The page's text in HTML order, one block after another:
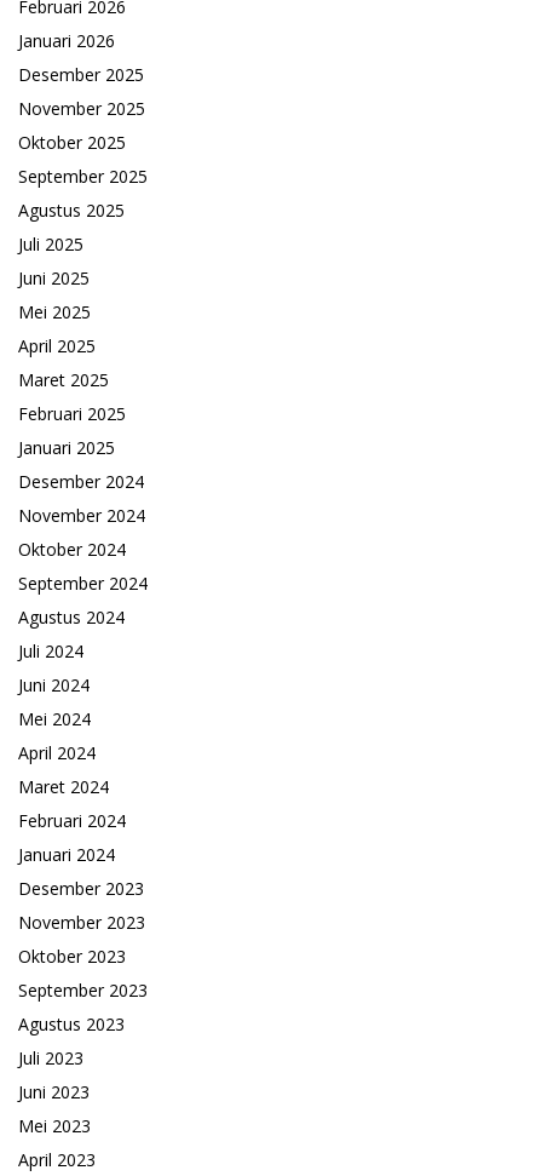
Februari 2026
Januari 2026
Desember 2025
November 2025
Oktober 2025
September 2025
Agustus 2025
Juli 2025
Juni 2025
Mei 2025
April 2025
Maret 2025
Februari 2025
Januari 2025
Desember 2024
November 2024
Oktober 2024
September 2024
Agustus 2024
Juli 2024
Juni 2024
Mei 2024
April 2024
Maret 2024
Februari 2024
Januari 2024
Desember 2023
November 2023
Oktober 2023
September 2023
Agustus 2023
Juli 2023
Juni 2023
Mei 2023
April 2023